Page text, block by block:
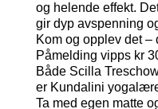
og helende effekt.
gir dyp avspenning
Kom og opplev det –
Påmelding vipps kr
Både Scilla
er Kundalini
Ta med egen matte